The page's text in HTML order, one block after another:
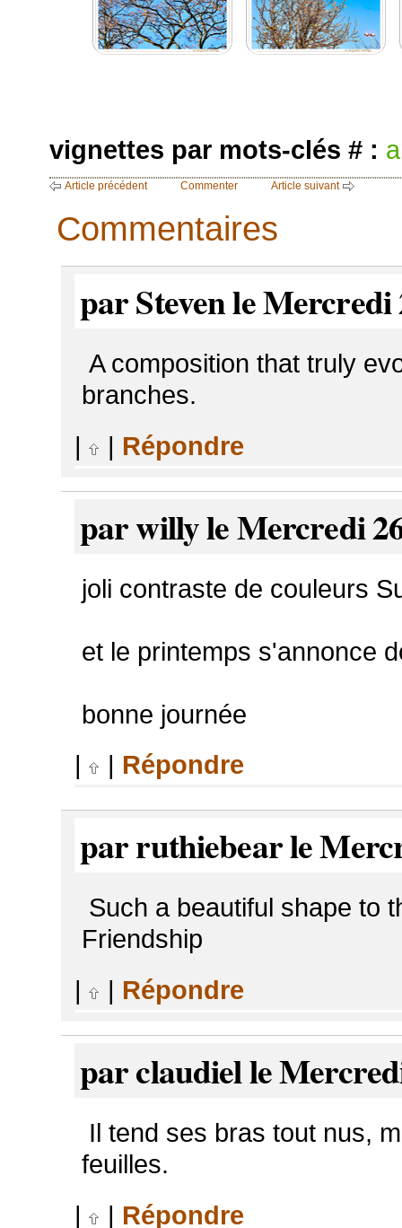
vignettes par mots-clés # :
Article précédent Commenter Article suivant
Commentaires
par Steven le Mercredi
A composition that truly
branches.
|
| Répondre
par willy le Mercredi
joli contraste de couleurs
et le printemps s'annonce
bonne journée
|
| Répondre
par ruthiebear le
Such a beautiful shape to
Friendship
|
| Répondre
par claudiel le
Il tend ses bras tout nus,
feuilles.
|
| Répondre